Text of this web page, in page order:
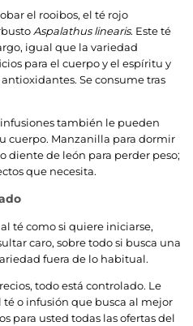
el rooibos, el té rojo
Aspalathus linearis. Este té
igual que la variedad
para el cuerpo y el espíritu y
Se consume tras
también le pueden
cuerpo. Manzanilla para dormir
diente de león para perder peso;
que necesita.
té como si quiere iniciarse,
caro, sobre todo si busca una
fuera de lo habitual.
todo está controlado. Le
o infusión que busca al mejor
para usted todas las ofertas del